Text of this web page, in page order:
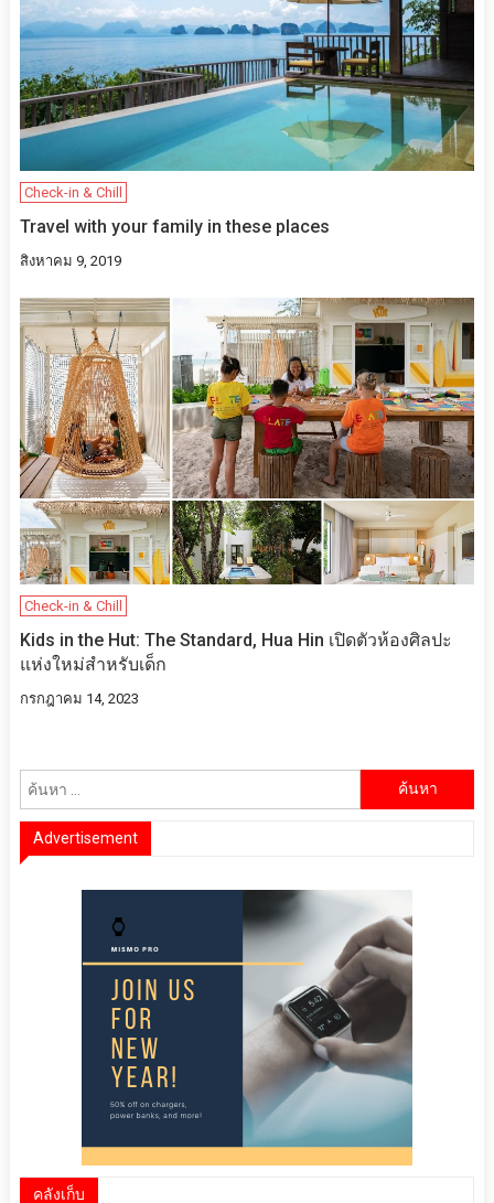
Check-in & Chill
Travel with your family in these places
สิงหาคม 9, 2019
Check-in & Chill
Kids in the Hut: The Standard, Hua Hin เปิดตัวห้องศิลปะ
แห่งใหม่สำหรับเด็ก
กรกฎาคม 14, 2023
Advertisement
คลังเก็บ